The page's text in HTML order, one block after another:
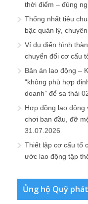
thời điểm – đúng
Thống nhất tiêu
bậc quản lý,
Ví dụ điển hình
chuyển đổi cơ cấu
Bản án lao động –
“không phù hợp
doanh” để sa thải
Hợp đồng lao động
chơi ban đầu, đỡ
31.07.2026
Thiết lập cơ cấu tổ
ước lao động tập
Ủng hộ Quỹ